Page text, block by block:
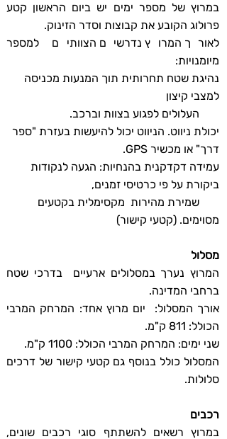
במרוץ של מספר ימים יש ביום הראשון קטע
פרולוג הקובע את קבוצות וסדר הזינוק.
לאורך המרוץ נדרשים הצוותים למספר
מיומנויות:
נהיגת שטח תחרותית תוך המנעות מכניסה
למצבי קיצון
העלולים לפגוע בצוות וברכב.
יכולת ניווט. הניווט יכול להיעשות בעזרת "ספר
דרך" או מכשיר GPS.
עמידה דקדקנית בהנחיות: הגעה לנקודות
ביקורת על פי כרטיסי זמנים,
שמירת מהירות מקסימלית בקטעים
מסוימים. (קטעי קישור)
מסלול
המרוץ נערך במסלולים ארעיים בדרכי שטח
ברחבי המדינה.
אורך המסלול: יום מרוץ אחד: המרחק המרבי
הכולל: 811 ק"מ.
שני ימים: המרחק המרבי הכולל: 1100 ק"מ.
המסלול כולל בנוסף גם קטעי קישור של דרכים
סלולות.
רכבים
במרוץ רשאים להשתתף סוגי רכבים שונים,